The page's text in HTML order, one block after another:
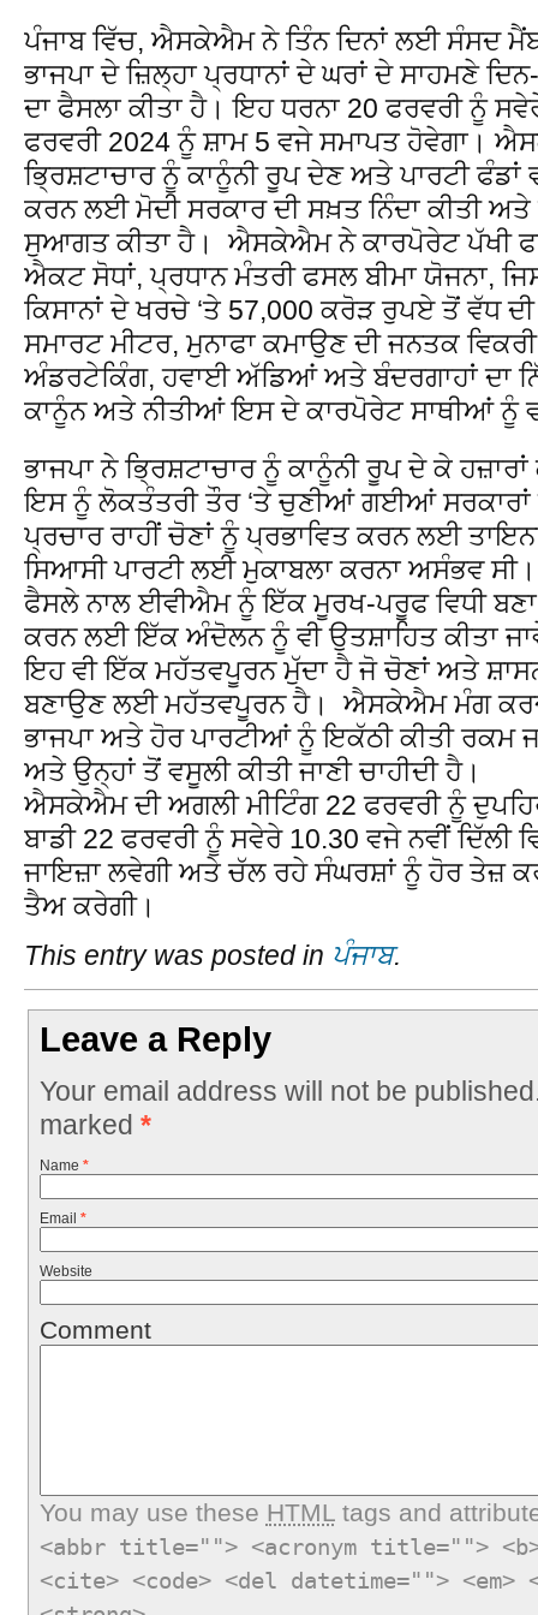
ਪੰਜਾਬ ਵਿੱਚ, ਐਸਕੇਐਮ ਨੇ ਤਿੰਨ ਦਿਨਾਂ ਲਈ ਸੰਸਦ
ਭਾਜਪਾ ਦੇ ਜ਼ਿਲ੍ਹਾ ਪ੍ਰਧਾਨਾਂ ਦੇ ਘਰਾਂ ਦੇ ਸਾਹਮਣੇ
ਦਾ ਫੈਸਲਾ ਕੀਤਾ ਹੈ। ਇਹ ਧਰਨਾ 20 ਫਰਵਰੀ ਨੂੰ
ਫਰਵਰੀ 2024 ਨੂੰ ਸ਼ਾਮ 5 ਵਜੇ ਸਮਾਪਤ ਹੋਵੇਗਾ।
ਭ੍ਰਿਸ਼ਟਾਚਾਰ ਨੂੰ ਕਾਨੂੰਨੀ ਰੂਪ ਦੇਣ ਅਤੇ ਪਾਰਟੀ
ਕਰਨ ਲਈ ਮੋਦੀ ਸਰਕਾਰ ਦੀ ਸਖ਼ਤ ਨਿੰਦਾ ਕੀਤੀ
ਸੁਆਗਤ ਕੀਤਾ ਹੈ। ਐਸਕੇਐਮ ਨੇ ਕਾਰਪੋਰੇਟ ਪੱਖੀ
ਐਕਟ ਸੋਧਾਂ, ਪ੍ਰਧਾਨ ਮੰਤਰੀ ਫਸਲ ਬੀਮਾ ਯੋਜਨਾ,
ਕਿਸਾਨਾਂ ਦੇ ਖਰਚੇ ‘ਤੇ 57,000 ਕਰੋੜ ਰੁਪਏ ਤੋਂ ਵੱਧ
ਸਮਾਰਟ ਮੀਟਰ, ਮੁਨਾਫਾ ਕਮਾਉਣ ਦੀ ਜਨਤਕ
ਅੰਡਰਟੇਕਿੰਗ, ਹਵਾਈ ਅੱਡਿਆਂ ਅਤੇ ਬੰਦਰਗਾਹਾਂ ਦਾ
ਕਾਨੂੰਨ ਅਤੇ ਨੀਤੀਆਂ ਇਸ ਦੇ ਕਾਰਪੋਰੇਟ ਸਾਥੀਆਂ
ਭਾਜਪਾ ਨੇ ਭ੍ਰਿਸ਼ਟਾਚਾਰ ਨੂੰ ਕਾਨੂੰਨੀ ਰੂਪ ਦੇ ਕੇ
ਇਸ ਨੂੰ ਲੋਕਤੰਤਰੀ ਤੌਰ ‘ਤੇ ਚੁਣੀਆਂ ਗਈਆਂ ਸਰਕਾਰਾਂ
ਪ੍ਰਚਾਰ ਰਾਹੀਂ ਚੋਣਾਂ ਨੂੰ ਪ੍ਰਭਾਵਿਤ ਕਰਨ ਲਈ
ਸਿਆਸੀ ਪਾਰਟੀ ਲਈ ਮੁਕਾਬਲਾ ਕਰਨਾ ਅਸੰਭਵ
ਫੈਸਲੇ ਨਾਲ ਈਵੀਐਮ ਨੂੰ ਇੱਕ ਮੂਰਖ-ਪਰੂਫ ਵਿਧੀ
ਕਰਨ ਲਈ ਇੱਕ ਅੰਦੋਲਨ ਨੂੰ ਵੀ ਉਤਸ਼ਾਹਿਤ ਕੀਤਾ
ਇਹ ਵੀ ਇੱਕ ਮਹੱਤਵਪੂਰਨ ਮੁੱਦਾ ਹੈ ਜੋ ਚੋਣਾਂ ਅਤੇ
ਬਣਾਉਣ ਲਈ ਮਹੱਤਵਪੂਰਨ ਹੈ। ਐਸਕੇਐਮ ਮੰਗ
ਭਾਜਪਾ ਅਤੇ ਹੋਰ ਪਾਰਟੀਆਂ ਨੂੰ ਇਕੱਠੀ ਕੀਤੀ ਰਕਮ
ਅਤੇ ਉਨ੍ਹਾਂ ਤੋਂ ਵਸੂਲੀ ਕੀਤੀ ਜਾਣੀ ਚਾਹੀਦੀ ਹੈ।
ਐਸਕੇਐਮ ਦੀ ਅਗਲੀ ਮੀਟਿੰਗ 22 ਫਰਵਰੀ ਨੂੰ
ਬਾਡੀ 22 ਫਰਵਰੀ ਨੂੰ ਸਵੇਰੇ 10.30 ਵਜੇ ਨਵੀਂ ਦਿੱਲੀ
ਜਾਇਜ਼ਾ ਲਵੇਗੀ ਅਤੇ ਚੱਲ ਰਹੇ ਸੰਘਰਸ਼ਾਂ ਨੂੰ ਹੋਰ ਤੇਜ਼
ਤੈਅ ਕਰੇਗੀ।
This entry was posted in ਪੰਜਾਬ.
Leave a Reply
Your email address will not be
marked *
Name *
Email *
Website
Comment
You may use these HTMLtags and
<abbr title=""> <acronym title="">
<cite> <code> <del datetime="">